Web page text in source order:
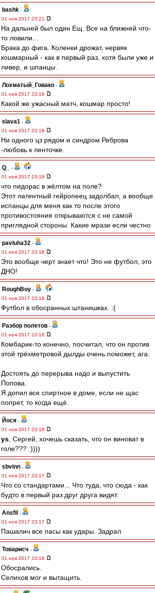
bashk -
01 ноя 2017 23:21
На дальней был один Ещ. Все на ближней что-
то ловили...
Брака до фига. Коленки дрожат, нервяк
кошмарный - как в первый раз, хотя были уже и
ливер, и шпанцы.
Лохматый_Говако -
01 ноя 2017 23:19
Какой же ужасный матч, кошмар просто!
slava1 -
01 ноя 2017 23:19
Ни одного цз рядом и синдром Реброва
-любовь к ленточке.
Q_
-
01 ноя 2017 23:19
что пидорас в жёлтом на поле?
Этот латентный гейропеец задолбал, а вообще
испанцы для меня как то после этого
противостояния открываются с не самой
приглядной стороны. Какие мрази если честно
pavluha32 -
01 ноя 2017 23:18
Это вообще черт знает что! Это не футбол, это
ДНО!
RoughBoy -
01 ноя 2017 23:18
Футбол в обосранных штанишках. :(
Разбор полетов -
01 ноя 2017 23:18
Комбарик-то конечно, посчитал, что он против
этой трёхметровой дылды очень поможет, ага.
Достоять до перерыва надо и выпустить
Попова.
Я допил все спиртное в доме, если не щас
попрет, то когда ещё.
Йося -
01 ноя 2017 23:18
ys , Сергей, хочешь сказать, что он виноват в
голе??? :))))
sbvinn -
01 ноя 2017 23:17
Что со стандартами... Что туда, что сюда - как
будто в первый раз друг друга видят.
Ansfil -
01 ноя 2017 23:17
Пашалич все пасы как удары. Задрал
Товарисч -
01 ноя 2017 23:16
Обосрались.
Селихов мог и вытащить.